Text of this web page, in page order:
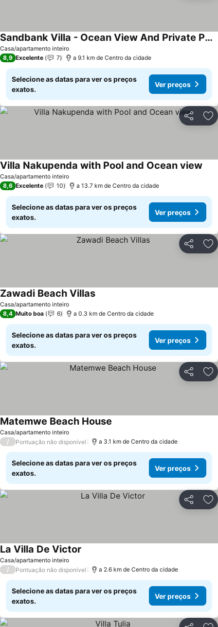
Casa/apartamento inteiro
Sandbank Villa - Ocean View And Private Pool- Zanzibarhouses
8,9 Excelente 7 a 9.1 km de Centro da cidade
Selecione as datas para ver os preços
exatos.
Ver preços
Partilhar
Casa/apartamento inteiro
Villa Nakupenda with Pool and Ocean view
8,6 Excelente 10 a 13.7 km de Centro da cidade
Selecione as datas para ver os preços
exatos.
Ver preços
Partilhar
Casa/apartamento inteiro
Zawadi Beach Villas
8,4 Muito boa 6 a 0.3 km de Centro da cidade
Selecione as datas para ver os preços
exatos.
Ver preços
Partilhar
Casa/apartamento inteiro
Matemwe Beach House
/ Pontuação não disponível a 3.1 km de Centro da cidade
Selecione as datas para ver os preços
exatos.
Ver preços
Partilhar
Casa/apartamento inteiro
La Villa De Victor
/ Pontuação não disponível a 2.6 km de Centro da cidade
Selecione as datas para ver os preços
exatos.
Ver preços